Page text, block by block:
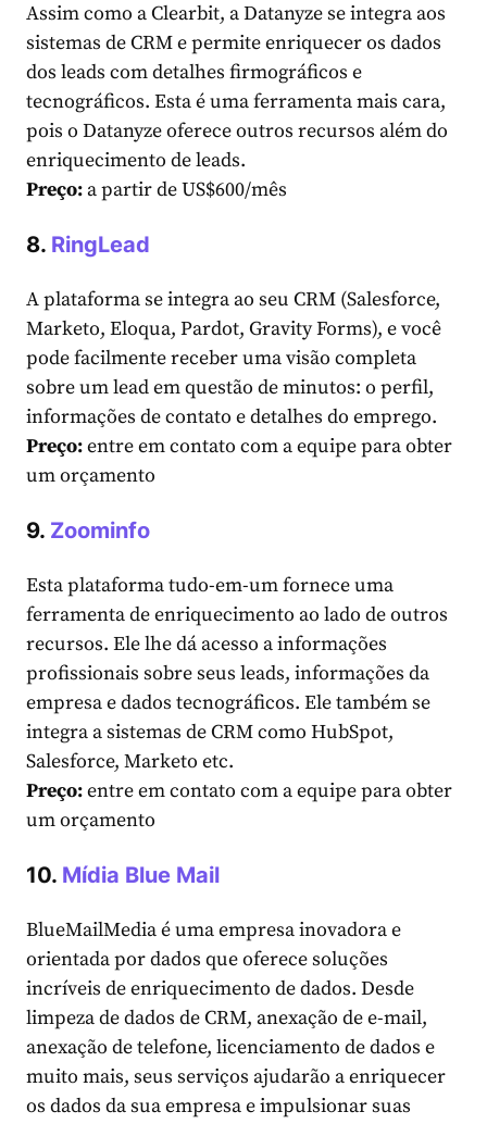
Assim como a Clearbit, a Datanyze se integra aos
sistemas de CRM e permite enriquecer os dados
dos leads com detalhes firmográficos e
tecnográficos. Esta é uma ferramenta mais cara,
pois o Datanyze oferece outros recursos além do
enriquecimento de leads.
Preço: a partir de US$600/mês
8. RingLead
A plataforma se integra ao seu CRM (Salesforce,
Marketo, Eloqua, Pardot, Gravity Forms), e você
pode facilmente receber uma visão completa
sobre um lead em questão de minutos: o perfil,
informações de contato e detalhes do emprego.
Preço:entre em contato com a equipe para obter
um orçamento
9. Zoominfo
Esta plataforma tudo-em-um fornece uma
ferramenta de enriquecimento ao lado de outros
recursos. Ele lhe dá acesso a informações
profissionais sobre seus leads, informações da
empresa e dados tecnográficos. Ele também se
integra a sistemas de CRM como HubSpot,
Salesforce, Marketo etc.
Preço:entre em contato com a equipe para obter
um orçamento
10. Mídia Blue Mail
BlueMailMedia é uma empresa inovadora e
orientada por dados que oferece soluções
incríveis de enriquecimento de dados. Desde
limpeza de dados de CRM, anexação de e-mail,
anexação de telefone, licenciamento de dados e
muito mais, seus serviços ajudarão a enriquecer
os dados da sua empresa e impulsionar suas